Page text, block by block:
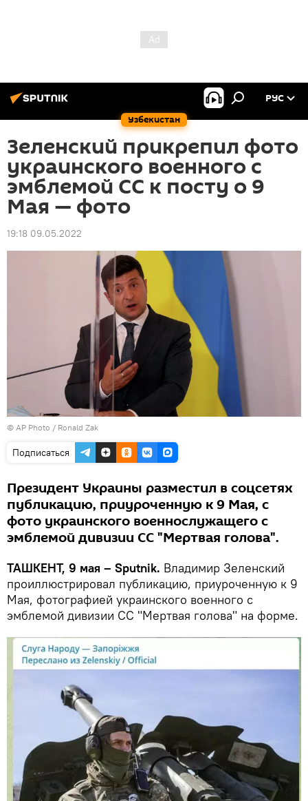
Узбекистан
РУС
Зеленский прикрепил фото
украинского военного с
эмблемой СС к посту о 9
Мая — фото
19:18 09.05.2022
© AP Photo / Ronald Zak
Подписаться
Президент Украины разместил в соцсетях
публикацию, приуроченную к 9 Мая, с
фото украинского военнослужащего с
эмблемой дивизии СС "Мертвая голова".
ТАШКЕНТ, 9 мая – Sputnik. Владимир Зеленский
проиллюстрировал публикацию, приуроченную к 9
Мая, фотографией украинского военного с
эмблемой дивизии СС "Мертвая голова" на форме.